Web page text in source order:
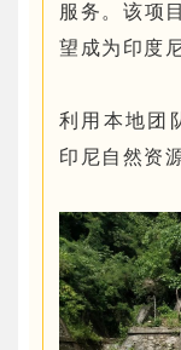
服务。该项
望成为印度
利用本地团
印尼自然资